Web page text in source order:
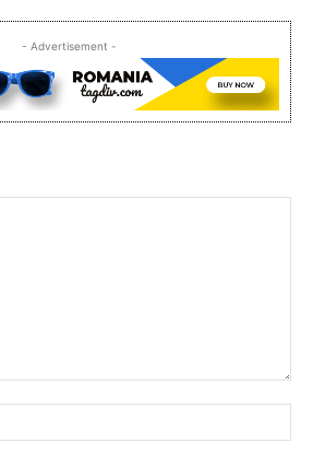
- Advertisement -